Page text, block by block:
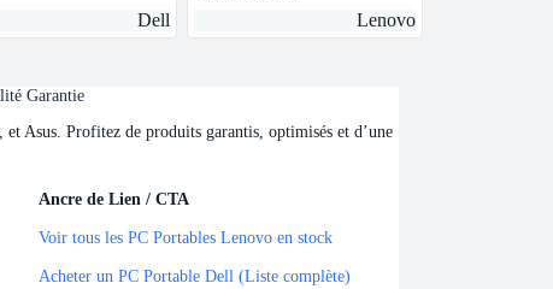
Dell
Lenovo
Garantie
Asus. Profitez de produits garantis, optimisés et d’une
Ancre de Lien / CTA
Ancre de Lien / CTA
Voir tous les PC Portables Lenovo en stock
Acheter un PC Portable Dell (Liste complète)